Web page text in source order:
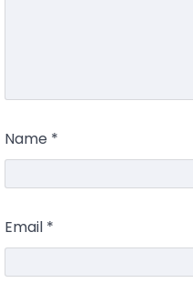
Name *
Email *